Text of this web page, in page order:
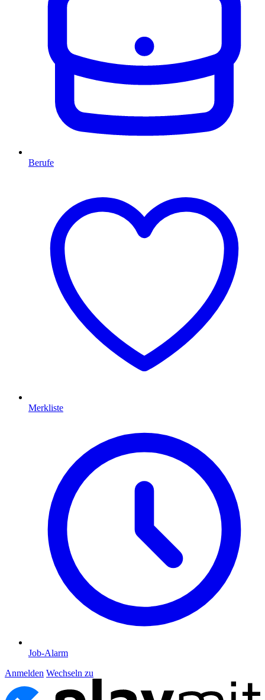
Berufe
Merkliste
Job-Alarm
Anmelden Wechseln zu